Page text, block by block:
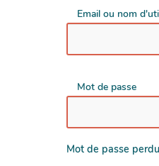
Email ou nom
Mot de passe
Mot de passe